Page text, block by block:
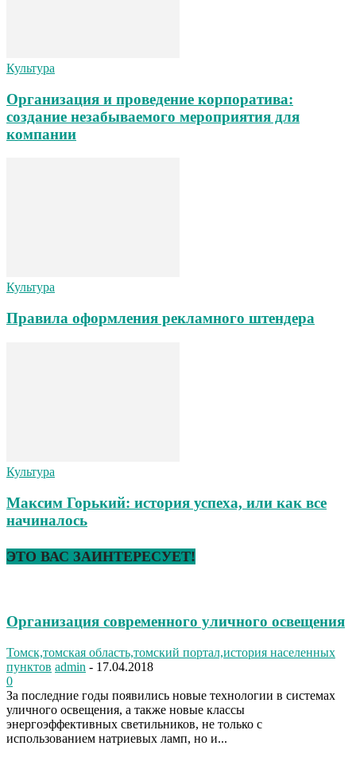
Культура
Организация и проведение корпоратива:
создание незабываемого мероприятия для
компании
Культура
Правила оформления рекламного штендера
Культура
Максим Горький: история успеха, или как все
начиналось
ЭТО ВАС ЗАИНТЕРЕСУЕТ!
Организация современного уличного освещения
Томск,томская область,томский портал,история населенных
пунктов admin - 17.04.2018
0
За последние годы появились новые технологии в системах
уличного освещения, а также новые классы
энергоэффективных светильников, не только с
использованием натриевых ламп, но и...